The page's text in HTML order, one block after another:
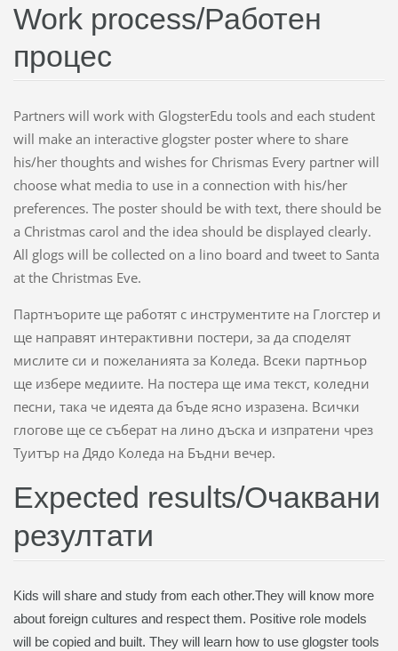
Work process/Работен
процес
Partners will work with GlogsterEdu tools and each student
will make an interactive glogster poster where to share
his/her thoughts and wishes for Chrismas Every partner will
choose what media to use in a connection with his/her
preferences. The poster should be with text, there should be
a Christmas carol and the idea should be displayed clearly.
All glogs will be collected on a lino board and tweet to Santa
at the Christmas Eve.
Партнъорите ще работят с инструментите на Глогстер и
ще направят интерактивни постери, за да споделят
мислите си и пожеланията за Коледа. Всеки партньор
ще избере медиите. На постера ще има текст, коледни
песни, така че идеята да бъде ясно изразена. Всички
глогове ще се съберат на лино дъска и изпратени чрез
Туитър на Дядо Коледа на Бъдни вечер.
Еxpected results/Очаквани
резултати
Kids will share and study from each other.They will know more
about foreign cultures and respect them. Positive role models
will be copied and built. They will learn how to use glogster tools